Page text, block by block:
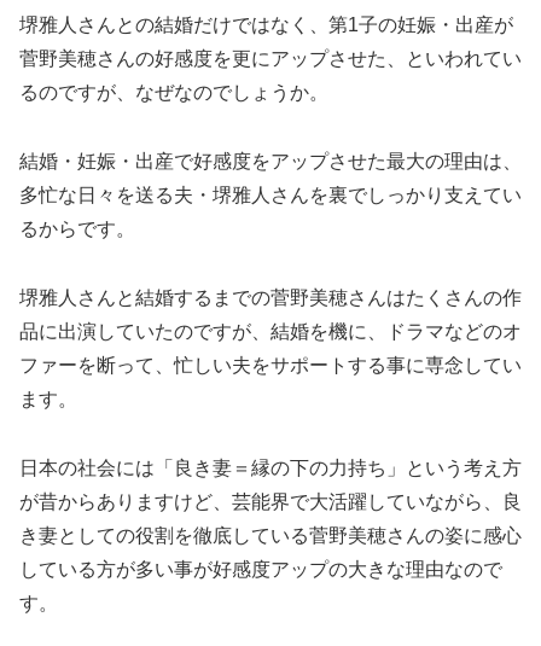
堺雅人さんとの結婚だけではなく、第1子の妊娠・出産が
菅野美穂さんの好感度を更にアップさせた、といわれてい
るのですが、なぜなのでしょうか。
結婚・妊娠・出産で好感度をアップさせた最大の理由は、
多忙な日々を送る夫・堺雅人さんを裏でしっかり支えてい
るからです。
堺雅人さんと結婚するまでの菅野美穂さんはたくさんの作
品に出演していたのですが、結婚を機に、ドラマなどのオ
ファーを断って、忙しい夫をサポートする事に専念してい
ます。
日本の社会には「良き妻＝縁の下の力持ち」という考え方
が昔からありますけど、芸能界で大活躍していながら、良
き妻としての役割を徹底している菅野美穂さんの姿に感心
している方が多い事が好感度アップの大きな理由なので
す。